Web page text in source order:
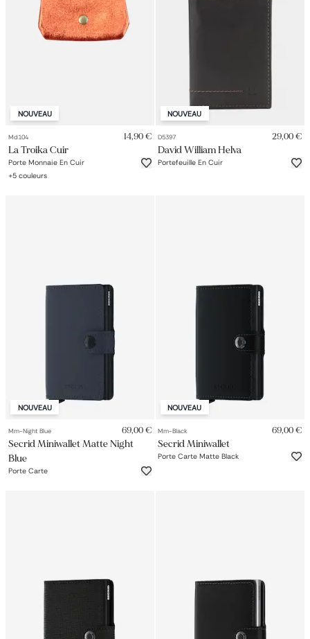
NOUVEAU
Md104 14,90 €
La Troika Cuir
Porte Monnaie En Cuir
+5 couleurs
NOUVEAU
D5397 29,00 €
David William Helva
Portefeuille En Cuir
NOUVEAU
Mm-Night Blue 69,00 €
Secrid Miniwallet Matte Night
Blue
Porte Carte
NOUVEAU
Mm-Black 69,00 €
Secrid Miniwallet
Porte Carte Matte Black